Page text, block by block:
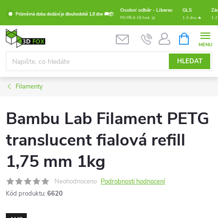
obsah
Průměrná doba dodání je dlouhodobě 1,8 dne 🚚📦
Osobní odběr - Liberec GLS
PO-PÁ 8-16 hod. 🤝 1-2 dny 🔥 1-
HLEDAT
NÁKUPNÍ
KOŠÍK
Filamenty
Bambu Lab Filament PETG
translucent fialová refill
1,75 mm 1kg
Neohodnoceno Podrobnosti hodnocení
Kód produktu: 6620